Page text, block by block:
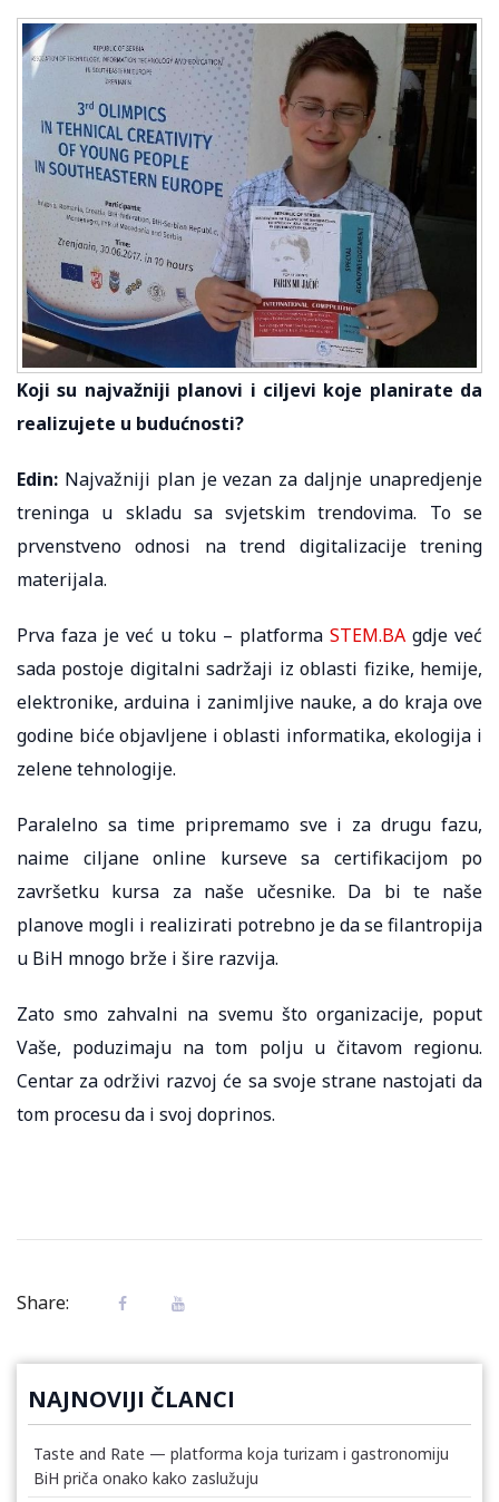
Koji su najvažniji planovi i ciljevi koje planirate da
realizujete u budućnosti?
Edin: Najvažniji plan je vezan za daljnje unapredjenje
treninga u skladu sa svjetskim trendovima. To se
prvenstveno odnosi na trend digitalizacije trening
materijala.
Prva faza je već u toku – platforma STEM.BA gdje već
sada postoje digitalni sadržaji iz oblasti fizike, hemije,
elektronike, arduina i zanimljive nauke, a do kraja ove
godine biće objavljene i oblasti informatika, ekologija i
zelene tehnologije.
Paralelno sa time pripremamo sve i za drugu fazu,
naime ciljane online kurseve sa certifikacijom po
završetku kursa za naše učesnike. Da bi te naše
planove mogli i realizirati potrebno je da se filantropija
u BiH mnogo brže i šire razvija.
Zato smo zahvalni na svemu što organizacije, poput
Vaše, poduzimaju na tom polju u čitavom regionu.
Centar za održivi razvoj će sa svoje strane nastojati da
tom procesu da i svoj doprinos.
Share:
NAJNOVIJI ČLANCI
Taste and Rate — platforma koja turizam i gastronomiju
BiH priča onako kako zaslužuju